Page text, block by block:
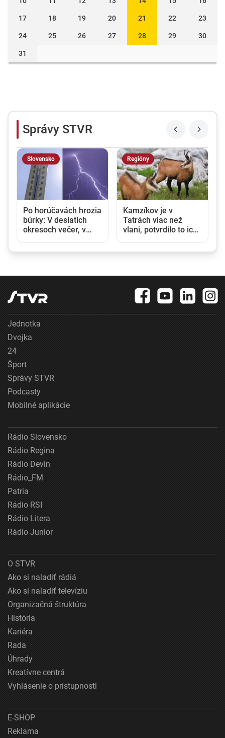
17 18 19 20 21 22 23
24 25 26 27 28 29 30
31
Správy STVR
Slovensko
Po horúčavách hrozia
búrky: V desiatich
okresoch večer, v
Regióny
Kamzíkov je v
Tatrách viac než
vlani, potvrdilo to ich
Jednotka
Dvojka
24
Šport
Správy STVR
Podcasty
Mobilné aplikácie
Rádio Slovensko
Rádio Regina
Rádio Devín
Rádio_FM
Patria
Rádio RSI
Rádio Litera
Rádio Junior
O STVR
Ako si naladiť rádiá
Ako si naladiť televíziu
Organizačná štruktúra
História
Kariéra
Rada
Úhrady
Kreatívne centrá
Vyhlásenie o prístupnosti
E-SHOP
Reklama